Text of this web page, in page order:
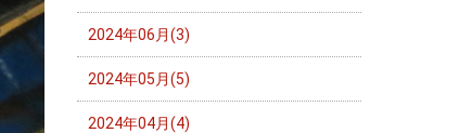
2024年06月(3)
2024年05月(5)
2024年04月(4)